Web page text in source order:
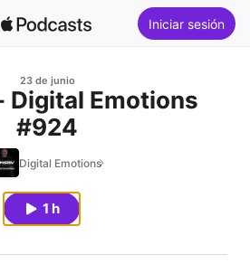
Iniciar sesión
23 de junio
Digital Emotions
#924
Digital Emotions
1 h